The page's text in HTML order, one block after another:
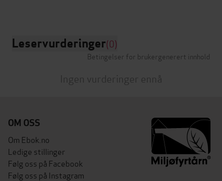
Leservurderinger(0)
Betingelser for brukergenerert innhold
Ingen vurderinger ennå
OM OSS
Om Ebok.no
Ledige stillinger
Følg oss på Facebook
Følg oss på Instagram